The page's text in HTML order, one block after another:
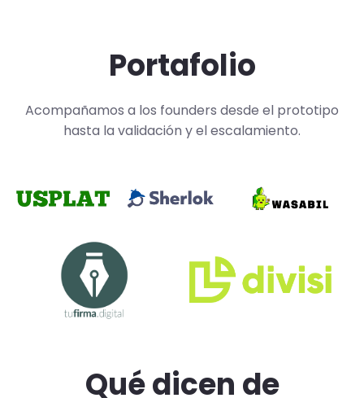
Portafolio
Acompañamos a los founders desde el prototipo
hasta la validación y el escalamiento.
Qué dicen de